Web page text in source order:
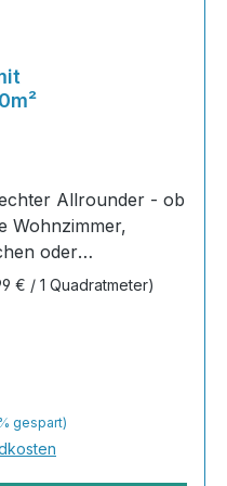
Allrounder - ob
Wohnzimmer,
oder
unsere
Sie in unserem
und legen Sie
20 kg
€ / 1 Quadratmeter)
gespart)